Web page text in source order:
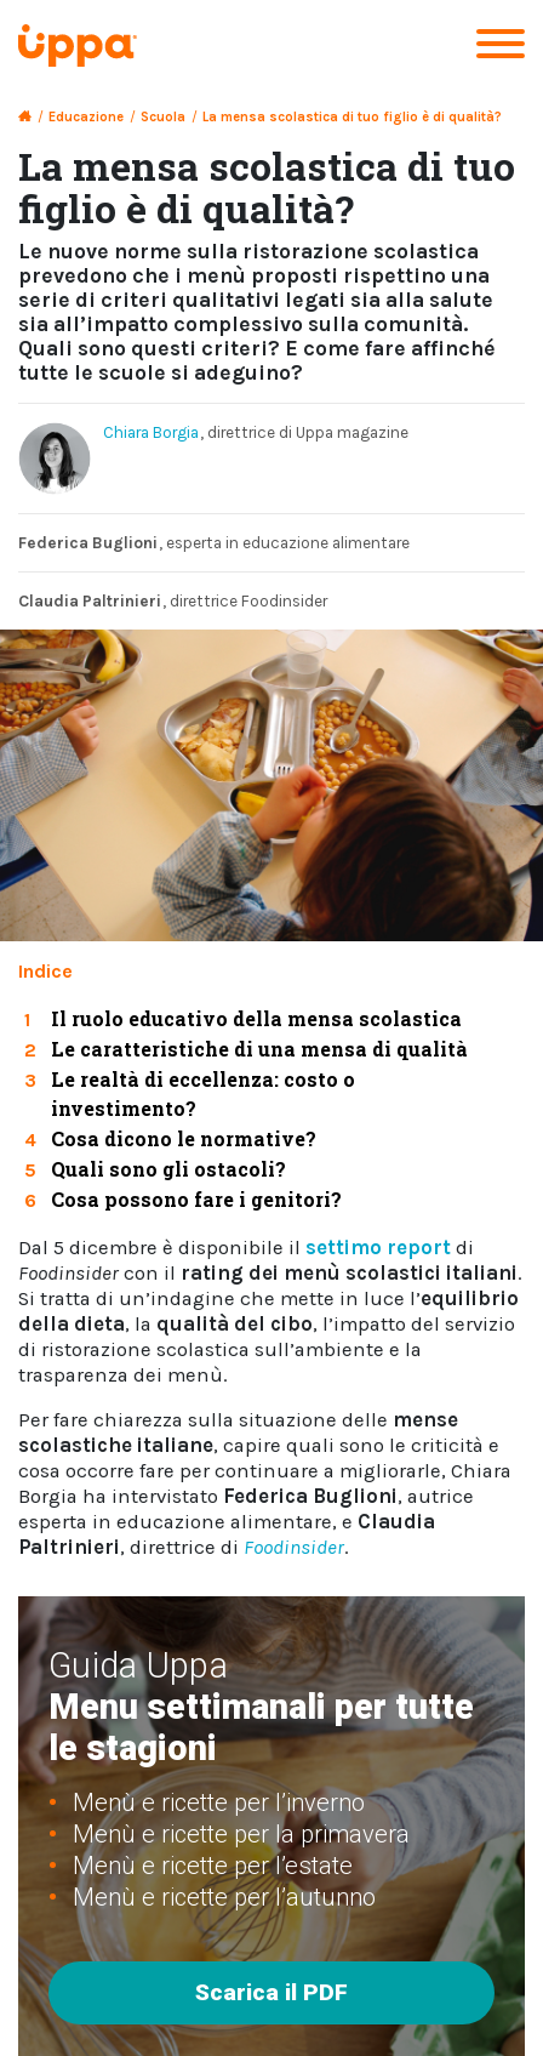
/ Educazione / Scuola / La mensa scolastica di tuo figlio è di qualità?
La mensa scolastica di tuo
figlio è di qualità?
Le nuove norme sulla ristorazione scolastica
prevedono che i menù proposti rispettino una
serie di criteri qualitativi legati sia alla salute
sia all’impatto complessivo sulla comunità.
Quali sono questi criteri? E come fare affinché
tutte le scuole si adeguino?
Chiara Borgia , direttrice di Uppa magazine
Federica Buglioni , esperta in educazione alimentare
Claudia Paltrinieri , direttrice Foodinsider
Indice
1 Il ruolo educativo della mensa scolastica
2 Le caratteristiche di una mensa di qualità
3
Le realtà di eccellenza: costo o
investimento?
4 Cosa dicono le normative?
5 Quali sono gli ostacoli?
6 Cosa possono fare i genitori?
Dal 5 dicembre è disponibile il settimo report di
Foodinsidercon il rating dei menù scolastici italiani.
Si tratta di un’indagine che mette in luce l’equilibrio
della dieta, la qualità del cibo, l’impatto del servizio
di ristorazione scolastica sull’ambiente e la
trasparenza dei menù.
Per fare chiarezza sulla situazione delle mense
scolastiche italiane, capire quali sono le criticità e
cosa occorre fare per continuare a migliorarle, Chiara
Borgia ha intervistato Federica Buglioni, autrice
esperta in educazione alimentare, e Claudia
Paltrinieri, direttrice di Foodinsider.
Guida Uppa
Menu settimanali per tutte
le stagioni
Menù e ricette per l’inverno
Menù e ricette per la primavera
Menù e ricette per l’estate
Menù e ricette per l’autunno
Scarica il PDF